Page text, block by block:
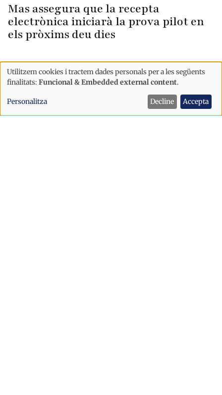
Mas assegura que la recepta
electrònica iniciarà la prova pilot en
els pròxims deu dies
Ús
de
dades
Utilitzem cookies i tractem dades personals per a les següents
finalitats: Funcional & Embedded external content.
Personalitza Decline Accepta